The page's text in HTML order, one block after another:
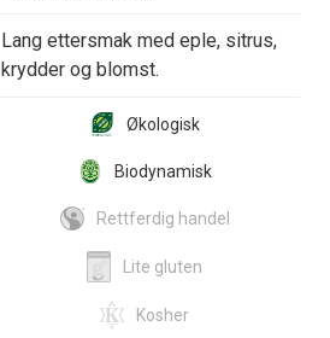
Lang ettersmak med eple, sitrus,
krydder og blomst.
Økologisk
Biodynamisk
Rettferdig handel
Lite gluten
Kosher